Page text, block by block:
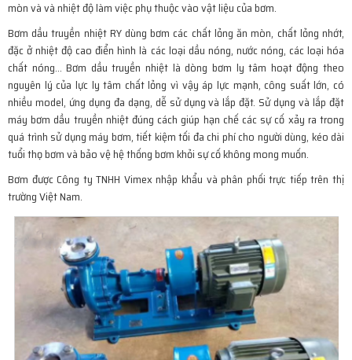
mòn và và nhiệt độ làm việc phụ thuộc vào vật liệu của bơm.
Bơm dầu truyền nhiệt RY dùng bơm các chất lỏng ăn mòn, chất lỏng nhớt,
đặc ở nhiệt độ cao điển hình là các loại dầu nóng, nước nóng, các loại hóa
chất nóng… Bơm dầu truyền nhiệt là dòng bơm ly tâm hoạt động theo
nguyên lý của lực ly tâm chất lỏng vì vậy áp lực mạnh, công suất lớn, có
nhiều model, ứng dụng đa dạng, dễ sử dụng và lắp đặt. Sử dụng và lắp đặt
máy bơm dầu truyền nhiệt đúng cách giúp hạn chế các sự cố xảy ra trong
quá trình sử dụng máy bơm, tiết kiệm tối đa chi phí cho người dùng, kéo dài
tuổi thọ bơm và bảo vệ hệ thống bơm khỏi sự cố không mong muốn.
Bơm được Công ty TNHH Vimex nhập khẩu và phân phối trực tiếp trên thị
trường Việt Nam.